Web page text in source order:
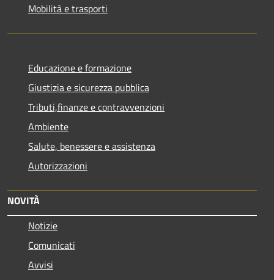
Mobilità e trasporti
Educazione e formazione
Giustizia e sicurezza pubblica
Tributi,finanze e contravvenzioni
Ambiente
Salute, benessere e assistenza
Autorizzazioni
NOVITÀ
Notizie
Comunicati
Avvisi